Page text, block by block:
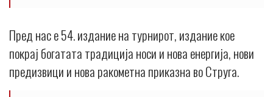
Пред нас е 54. издание на турнирот, издание кое
покрај богатата традиција носи и нова енергија, нови
предизвици и нова ракометна приказна во Струга.